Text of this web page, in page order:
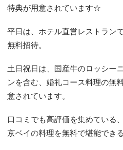
特典が用意されています☆
平日は、ホテル直営レストラン
無料招待。
土日祝日は、国産牛のロッシー
ンを含む、婚礼コース料理の無
意されています。
口コミでも高評価を集めている
京ベイの料理を無料で堪能でき